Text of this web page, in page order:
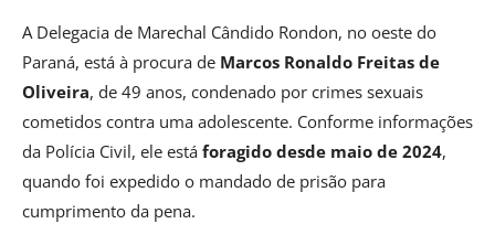
A Delegacia de Marechal Cândido Rondon, no oeste do
Paraná, está à procura de Marcos Ronaldo Freitas de
Oliveira, de 49 anos, condenado por crimes sexuais
cometidos contra uma adolescente. Conforme informações
da Polícia Civil, ele está foragido desde maio de 2024,
quando foi expedido o mandado de prisão para
cumprimento da pena.